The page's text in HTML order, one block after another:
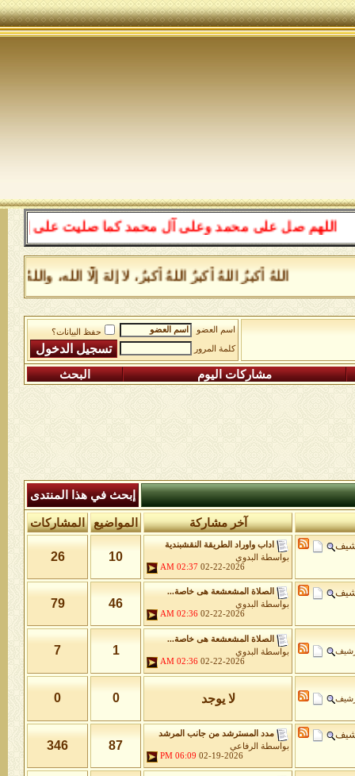
اللهم صل على محمد وعلى آل محمد كما صليت على إبراهيم
اللهُ أكبرُ اللهُ أكبرُ اللهُ أكبرُ، لا إلهَ إلَّا الله،
اسم العضو
حفظ البيانات؟
كلمة المرور
مشاركات اليوم البحث
إبحث في هذا المنتدى
آخر مشاركة المواضيع المشاركات
اداب واوراد الطريقة النقشبندية
بواسطة
البدوي
02-22-2026
02:37 AM
10
26
الصلاة المشعشعة هى خاصة...
بواسطة
البدوي
02-22-2026
02:36 AM
46
79
الصلاة المشعشعة هى خاصة...
بواسطة
البدوي
02-22-2026
02:36 AM
1
7
لا يوجد 0
0
مدد المسترشد من جانب المرشد
بواسطة
الرفاعي
02-19-2026
06:09 PM
87
346